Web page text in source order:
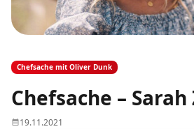
Chefsache mit Oliver Dunk
Chefsache –
19.11.2021